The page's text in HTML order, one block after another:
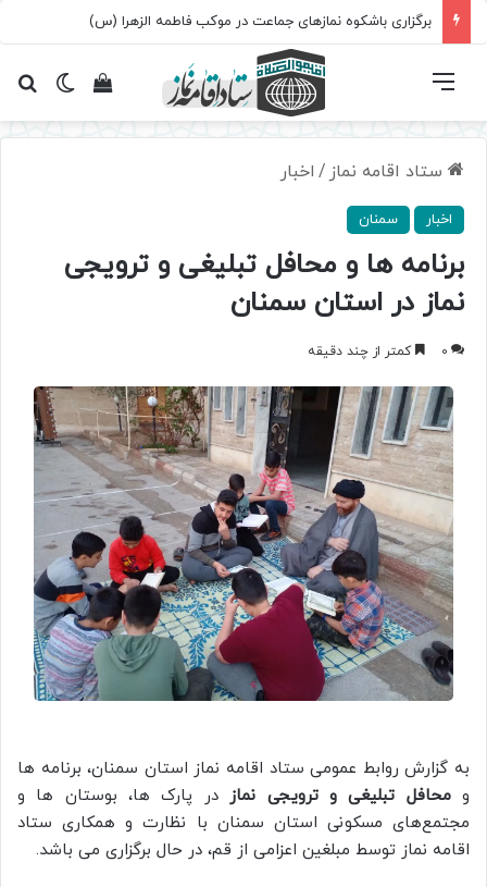
برگزاری باشکوه نمازهای جماعت در موکب فاطمه الزهرا (س)
تغییرمشاهده فهرست
ستاد اقامه نماز / اخبار
اخبار سمنان
برنامه ها و محافل تبلیغی و ترویجی
نماز در استان سمنان
0 کمتر از چند دقیقه
به گزارش روابط عمومی ستاد اقامه نماز استان سمنان، برنامه ها
ومحافل تبلیغی و ترویجی نماز
در پارک ها، بوستان ها و
مجتمع‌های مسکونی استان سمنان با نظارت و همکاری ستاد
اقامه نماز توسط مبلغین اعزامی از قم، در حال برگزاری می باشد.